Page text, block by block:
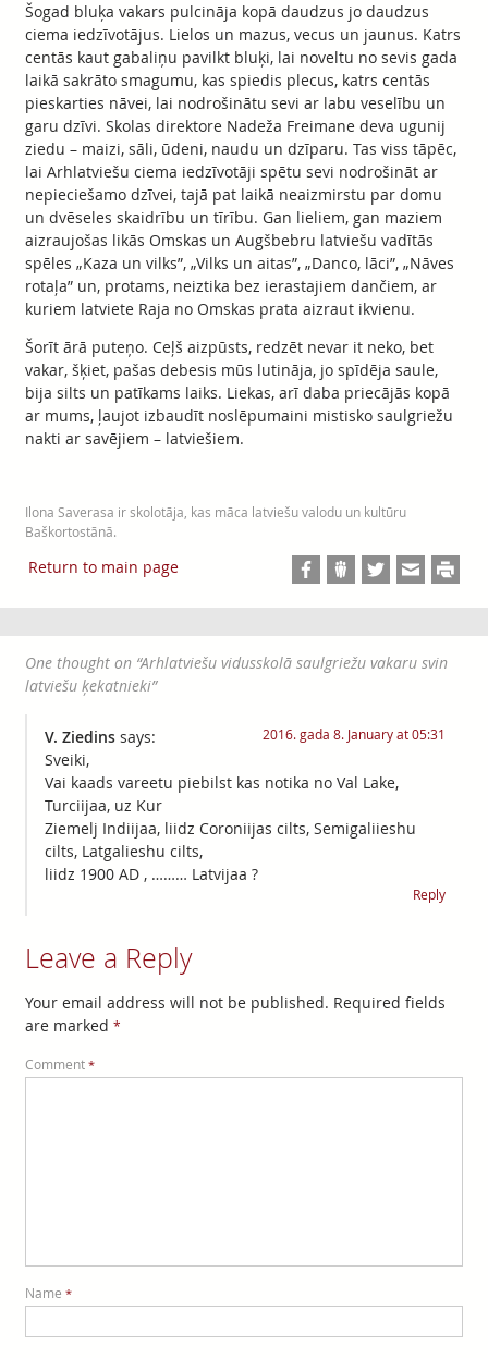
Šogad bluķa vakars pulcināja kopā daudzus jo daudzus
ciema iedzīvotājus. Lielos un mazus, vecus un jaunus. Katrs
centās kaut gabaliņu pavilkt bluķi, lai noveltu no sevis gada
laikā sakrāto smagumu, kas spiedis plecus, katrs centās
pieskarties nāvei, lai nodrošinātu sevi ar labu veselību un
garu dzīvi. Skolas direktore Nadeža Freimane deva ugunij
ziedu – maizi, sāli, ūdeni, naudu un dzīparu. Tas viss tāpēc,
lai Arhlatviešu ciema iedzīvotāji spētu sevi nodrošināt ar
nepieciešamo dzīvei, tajā pat laikā neaizmirstu par domu
un dvēseles skaidrību un tīrību. Gan lieliem, gan maziem
aizraujošas likās Omskas un Augšbebru latviešu vadītās
spēles „Kaza un vilks”, „Vilks un aitas”, „Danco, lāci”, „Nāves
rotaļa” un, protams, neiztika bez ierastajiem dančiem, ar
kuriem latviete Raja no Omskas prata aizraut ikvienu.
Šorīt ārā puteņo. Ceļš aizpūsts, redzēt nevar it neko, bet
vakar, šķiet, pašas debesis mūs lutināja, jo spīdēja saule,
bija silts un patīkams laiks. Liekas, arī daba priecājās kopā
ar mums, ļaujot izbaudīt noslēpumaini mistisko saulgriežu
nakti ar savējiem – latviešiem.
Ilona Saverasa ir skolotāja, kas māca latviešu valodu un kultūru
Baškortostānā.
Return to main page
One thought on “Arhlatviešu vidusskolā saulgriežu vakaru svin
latviešu ķekatnieki”
V. Ziedins says: 2016. gada 8. January at 05:31
Sveiki,
Vai kaads vareetu piebilst kas notika no Val Lake,
Turciijaa, uz Kur
Ziemelj Indiijaa, liidz Coroniijas cilts, Semigaliieshu
cilts, Latgalieshu cilts,
liidz 1900 AD , ……… Latvijaa ?
Reply
Leave a Reply
Your email address will not be published. Required fields
are marked *
Comment *
Name *